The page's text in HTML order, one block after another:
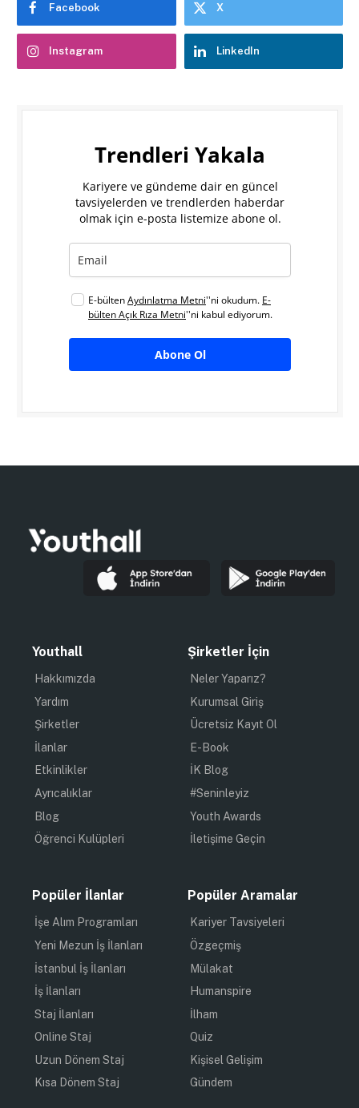
Facebook X
Instagram LinkedIn
Trendleri Yakala
Kariyere ve gündeme dair en güncel
tavsiyelerden ve trendlerden haberdar
olmak için e-posta listemize abone ol.
E-bültenAydınlatma Metni''ni okudum. E-
bülten Açık Rıza Metni''ni kabul ediyorum.
Abone Ol
Youthall
Hakkımızda
Yardım
Şirketler
İlanlar
Etkinlikler
Ayrıcalıklar
Blog
Öğrenci Kulüpleri
Şirketler İçin
Neler Yaparız?
Kurumsal Giriş
Ücretsiz Kayıt Ol
E-Book
İK Blog
#Seninleyiz
Youth Awards
İletişime Geçin
Popüler İlanlar
İşe Alım Programları
Yeni Mezun İş İlanları
İstanbul İş İlanları
İş İlanları
Staj İlanları
Online Staj
Uzun Dönem Staj
Kısa Dönem Staj
Popüler Aramalar
Kariyer Tavsiyeleri
Özgeçmiş
Mülakat
Humanspire
İlham
Quiz
Kişisel Gelişim
Gündem